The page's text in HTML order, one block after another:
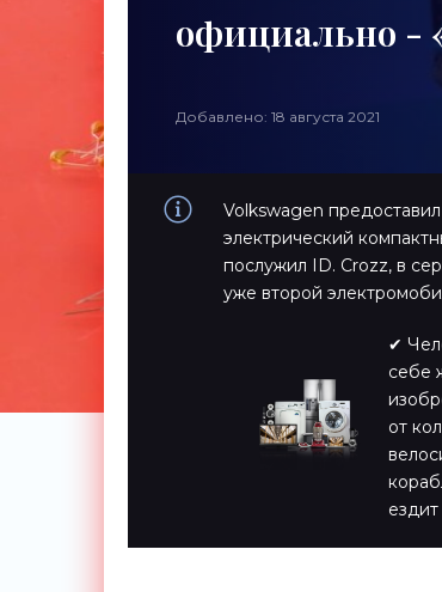
официально -
Добавлено: 18 августа 2021
Volkswagen
электрический
послужил ID. Crozz, в
уже второй
✔
себе
от